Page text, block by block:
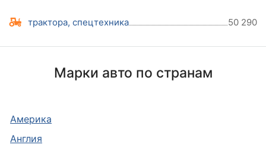
трактора, спецтехника 50 290
Марки авто по странам
Америка
Англия